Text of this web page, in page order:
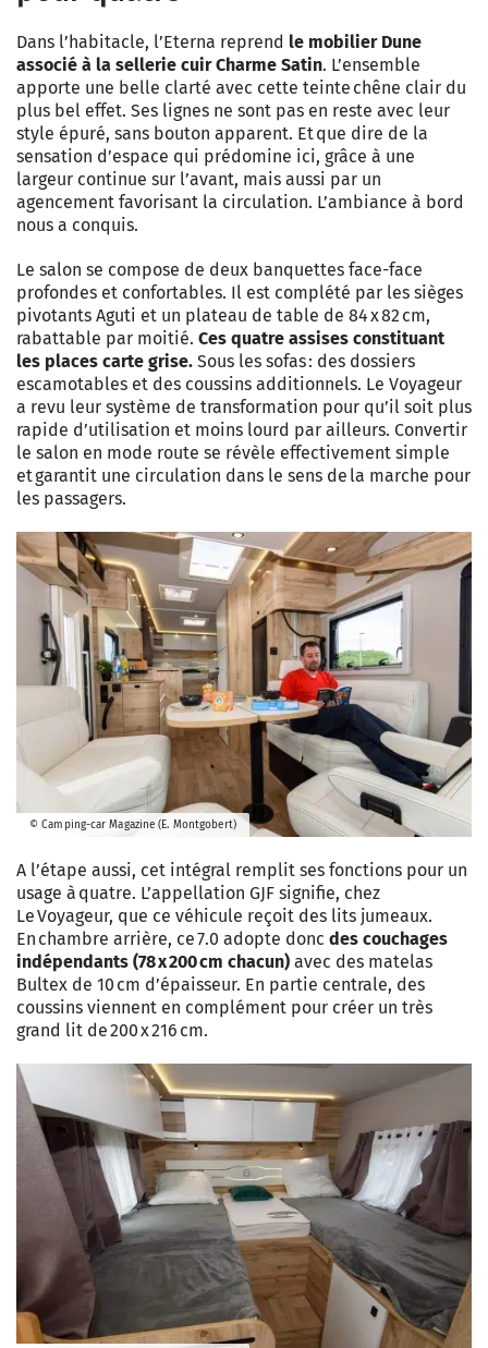
Dans l’habitacle, l’Eterna reprend le mobilier Dune
associé à la sellerie cuir Charme Satin. L’ensemble
apporte une belle clarté avec cette teinte chêne clair du
plus bel effet. Ses lignes ne sont pas en reste avec leur
style épuré, sans bouton apparent. Et que dire de la
sensation d’espace qui prédomine ici, grâce à une
largeur continue sur l’avant, mais aussi par un
agencement favorisant la circulation. L’ambiance à bord
nous a conquis.
Le salon se compose de deux banquettes face-face
profondes et confortables. Il est complété par les sièges
pivotants Aguti et un plateau de table de 84 x 82 cm,
rabattable par moitié. Ces quatre assises constituant
les places carte grise. Sous les sofas : des dossiers
escamotables et des coussins additionnels. Le Voyageur
a revu leur système de transformation pour qu’il soit plus
rapide d’utilisation et moins lourd par ailleurs. Convertir
le salon en mode route se révèle effectivement simple
et garantit une circulation dans le sens de la marche pour
les passagers.
© Camping-car Magazine (E. Montgobert)
A l’étape aussi, cet intégral remplit ses fonctions pour un
usage à quatre. L’appellation GJF signifie, chez
Le Voyageur, que ce véhicule reçoit des lits jumeaux.
En chambre arrière, ce 7.0 adopte donc des couchages
indépendants (78 x 200 cm chacun) avec des matelas
Bultex de 10 cm d’épaisseur. En partie centrale, des
coussins viennent en complément pour créer un très
grand lit de 200 x 216 cm.